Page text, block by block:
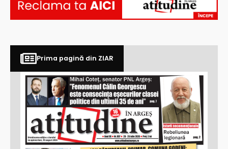
Prima pagină din ZIAR